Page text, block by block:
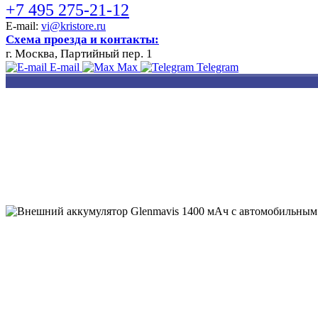
+7 495 275-21-12
E-mail: vi@kristore.ru
Схема проезда и контакты:
г. Москва, Партийный пер. 1
E-mail Max Telegram